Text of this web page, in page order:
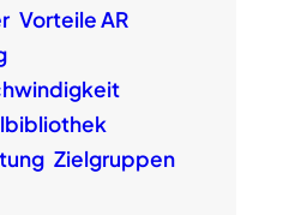
Vorteile AR
Zielgruppen